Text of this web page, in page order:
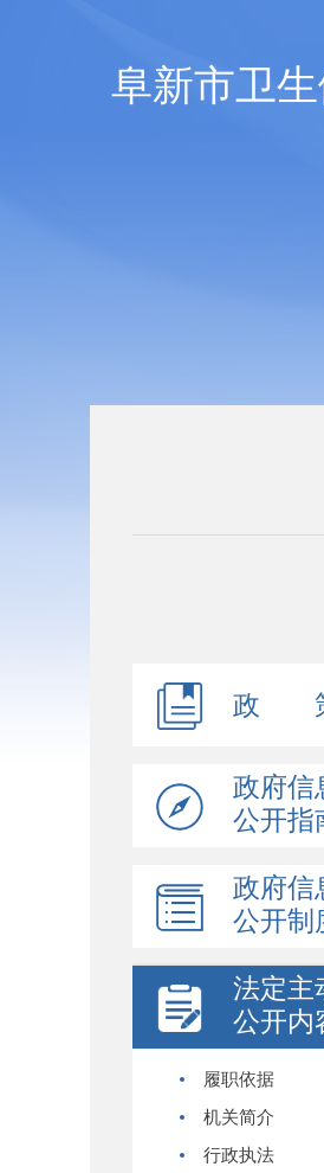
阜新市卫
政
政府信
公开指
政府信
公开制
法定主
公开内
履职依据
机关简介
行政执法